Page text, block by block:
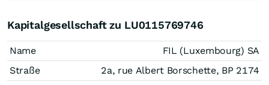
Kapitalgesellschaft zu LU0115769746
Name
FIL (Luxembourg) SA
Straße
2a, rue Albert Borschette, BP 2174